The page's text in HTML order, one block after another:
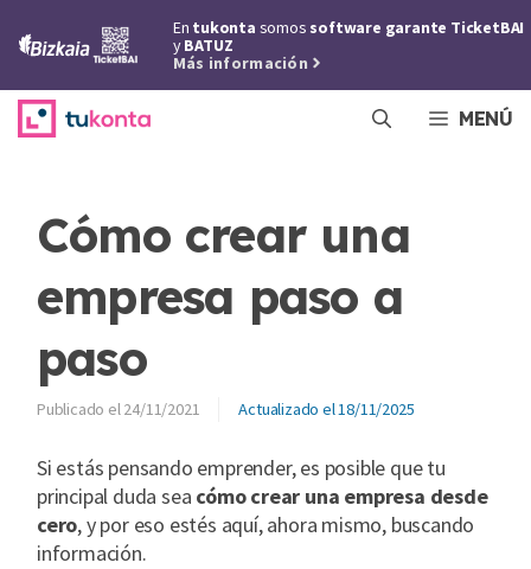
En tukonta somos software garante TicketBAI
yBATUZ
Más información
MENÚ
Cómo crear una
empresa paso a
paso
18/11/2025
24/11/2021
Si estás pensando emprender, es posible que tu
principal duda sea cómo crear una empresa desde
cero, y por eso estés aquí, ahora mismo, buscando
información.